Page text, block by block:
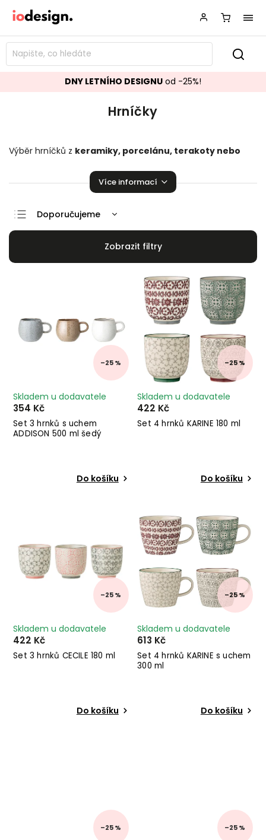
DNY LETNÍHO DESIGNU od -25%!
Hrníčky
Výběr hrníčků z keramiky, porcelánu, terakoty nebo
Díky krásným hrnečkům bude
vaší ranní káva nebo čaj
zase o něco stylovější a příjemnější.
Více informací
Doporučujeme
Nejlevnější
–25 %
Set 3 hrnků s uchem
ADDISON 500 ml šedý
Skladem u dodavatele
354 Kč
Do košíku
–25 %
Set 4 hrnků KARINE 180 ml
Skladem u dodavatele
422 Kč
Do košíku
–25 %
Set 3 hrnků CECILE 180 ml
Skladem u dodavatele
422 Kč
Do košíku
–25 %
Set 4 hrnků KARINE s uchem
300 ml
Skladem u dodavatele
613 Kč
Do košíku
–25 % –25 %